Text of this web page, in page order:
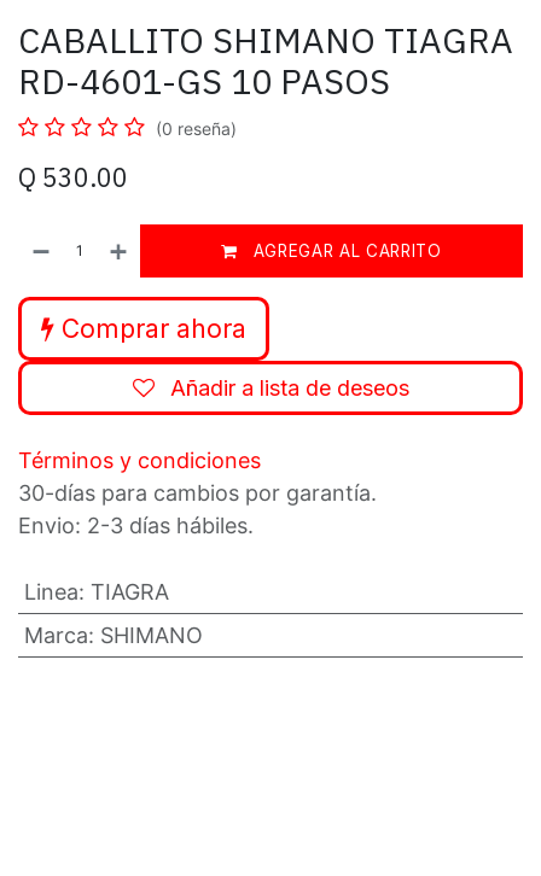
CABALLITO SHIMANO TIAGRA
RD-4601-GS 10 PASOS
(0 reseña)
Q 530.00
AGREGAR AL CARRITO
Comprar ahora
Añadir a lista de deseos
Términos y condiciones
30-días para cambios por garantía.
Envio: 2-3 días hábiles.
Linea: TIAGRA
Marca: SHIMANO